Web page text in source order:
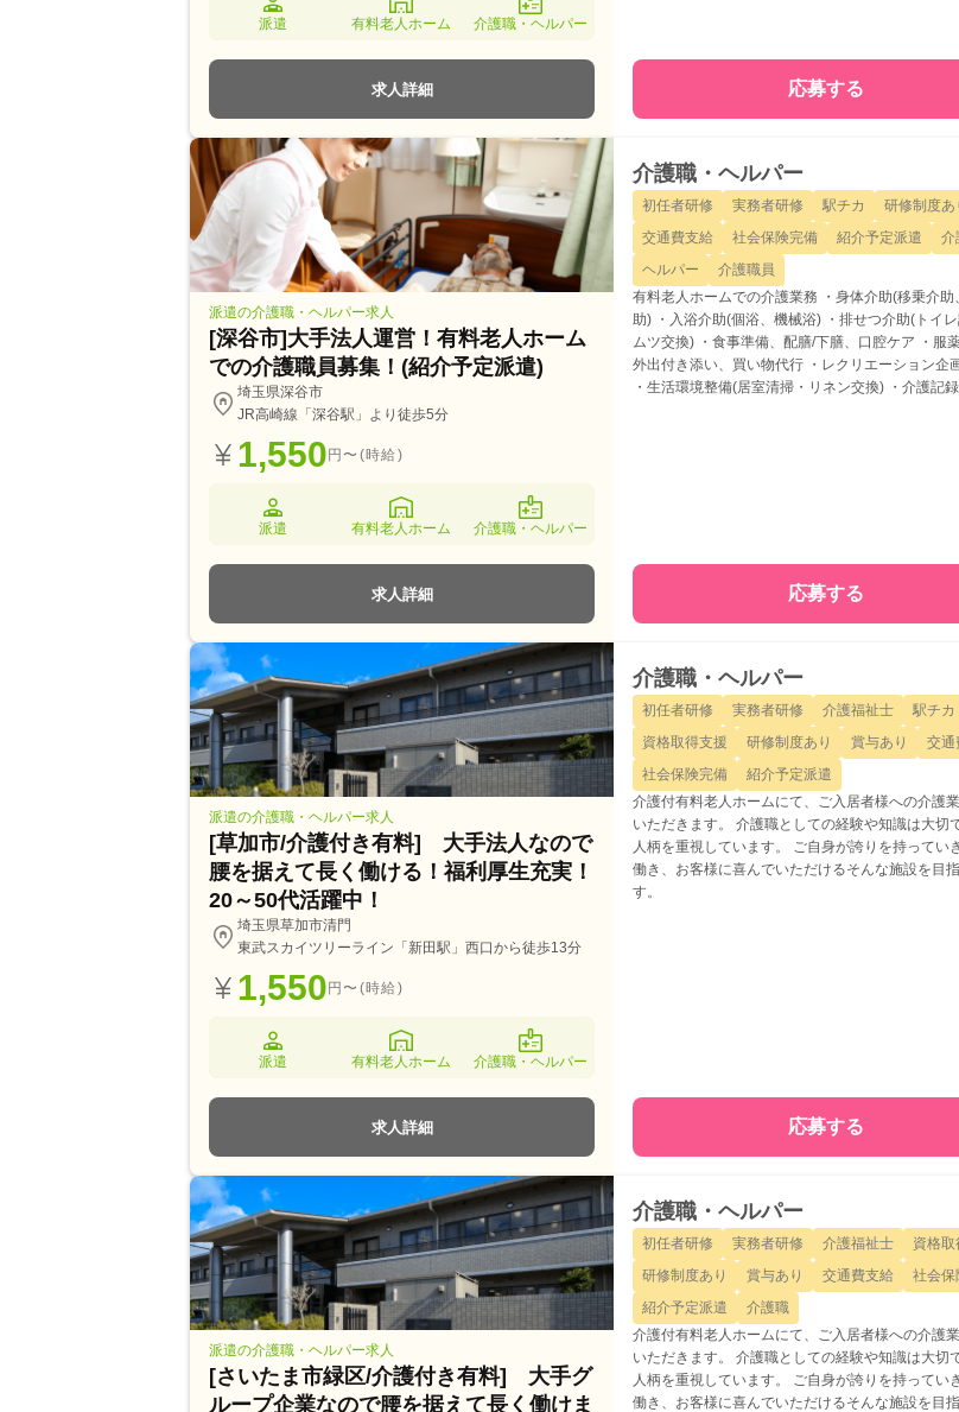
派遣 有料老人ホーム 介護職・ヘルパー
求人詳細 応募する
派遣の介護職・ヘルパー求人
[深谷市]大手法人運営！有料老人ホーム
での介護職員募集！(紹介予定派遣)
埼玉県深谷市
JR高崎線「深谷駅」より徒歩5分
1,550円〜(時給)
派遣 有料老人ホーム 介護職・ヘルパー
求人詳細
介護職・ヘルパー
初任者研修 実務者研修 駅チカ
研修制度あ
交通費支給
社会保険完備 紹介予定派遣
介
ヘルパー
介護職員
有料老人ホームでの介護業務 ・身体介助(移乗介助
助) ・入浴介助(個浴、機械浴) ・排せつ介助(トイ
ムツ交換) ・食事準備、配膳/下膳、口腔ケア ・服
外出付き添い、買い物代行 ・レクリエーション企
・生活環境整備(居室清掃・リネン交換) ・介護記録
応募する
派遣の介護職・ヘルパー求人
[草加市/介護付き有料] 大手法人なので
腰を据えて長く働ける！福利厚生充実！
20～50代活躍中！
埼玉県草加市清門
東武スカイツリーライン「新田駅」西口から徒歩13分
1,550円〜(時給)
派遣 有料老人ホーム 介護職・ヘルパー
求人詳細
介護職・ヘルパー
初任者研修 実務者研修 介護福祉士
駅チカ
資格取得支援
研修制度あり 賞与あり
交通
社会保険完備
紹介予定派遣
介護付有料老人ホームにて、ご入居者様への介護
いただきます。 介護職としての経験や知識は大切
人柄を重視しています。 ご自身が誇りを持ってい
働き、お客様に喜んでいただけるそんな施設を目
す。
応募する
派遣の介護職・ヘルパー求人
[さいたま市緑区/介護付き有料] 大手グ
ループ企業なので腰を据えて長く働けま
介護職・ヘルパー
初任者研修 実務者研修 介護福祉士
資格取
研修制度あり
賞与あり 交通費支給
社会保
紹介予定派遣
介護職
介護付有料老人ホームにて、ご入居者様への介護
いただきます。 介護職としての経験や知識は大切
人柄を重視しています。 ご自身が誇りを持ってい
働き、お客様に喜んでいただけるそんな施設を目